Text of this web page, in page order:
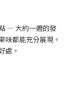
— 大約一週的發
味都能充分展現。
處。